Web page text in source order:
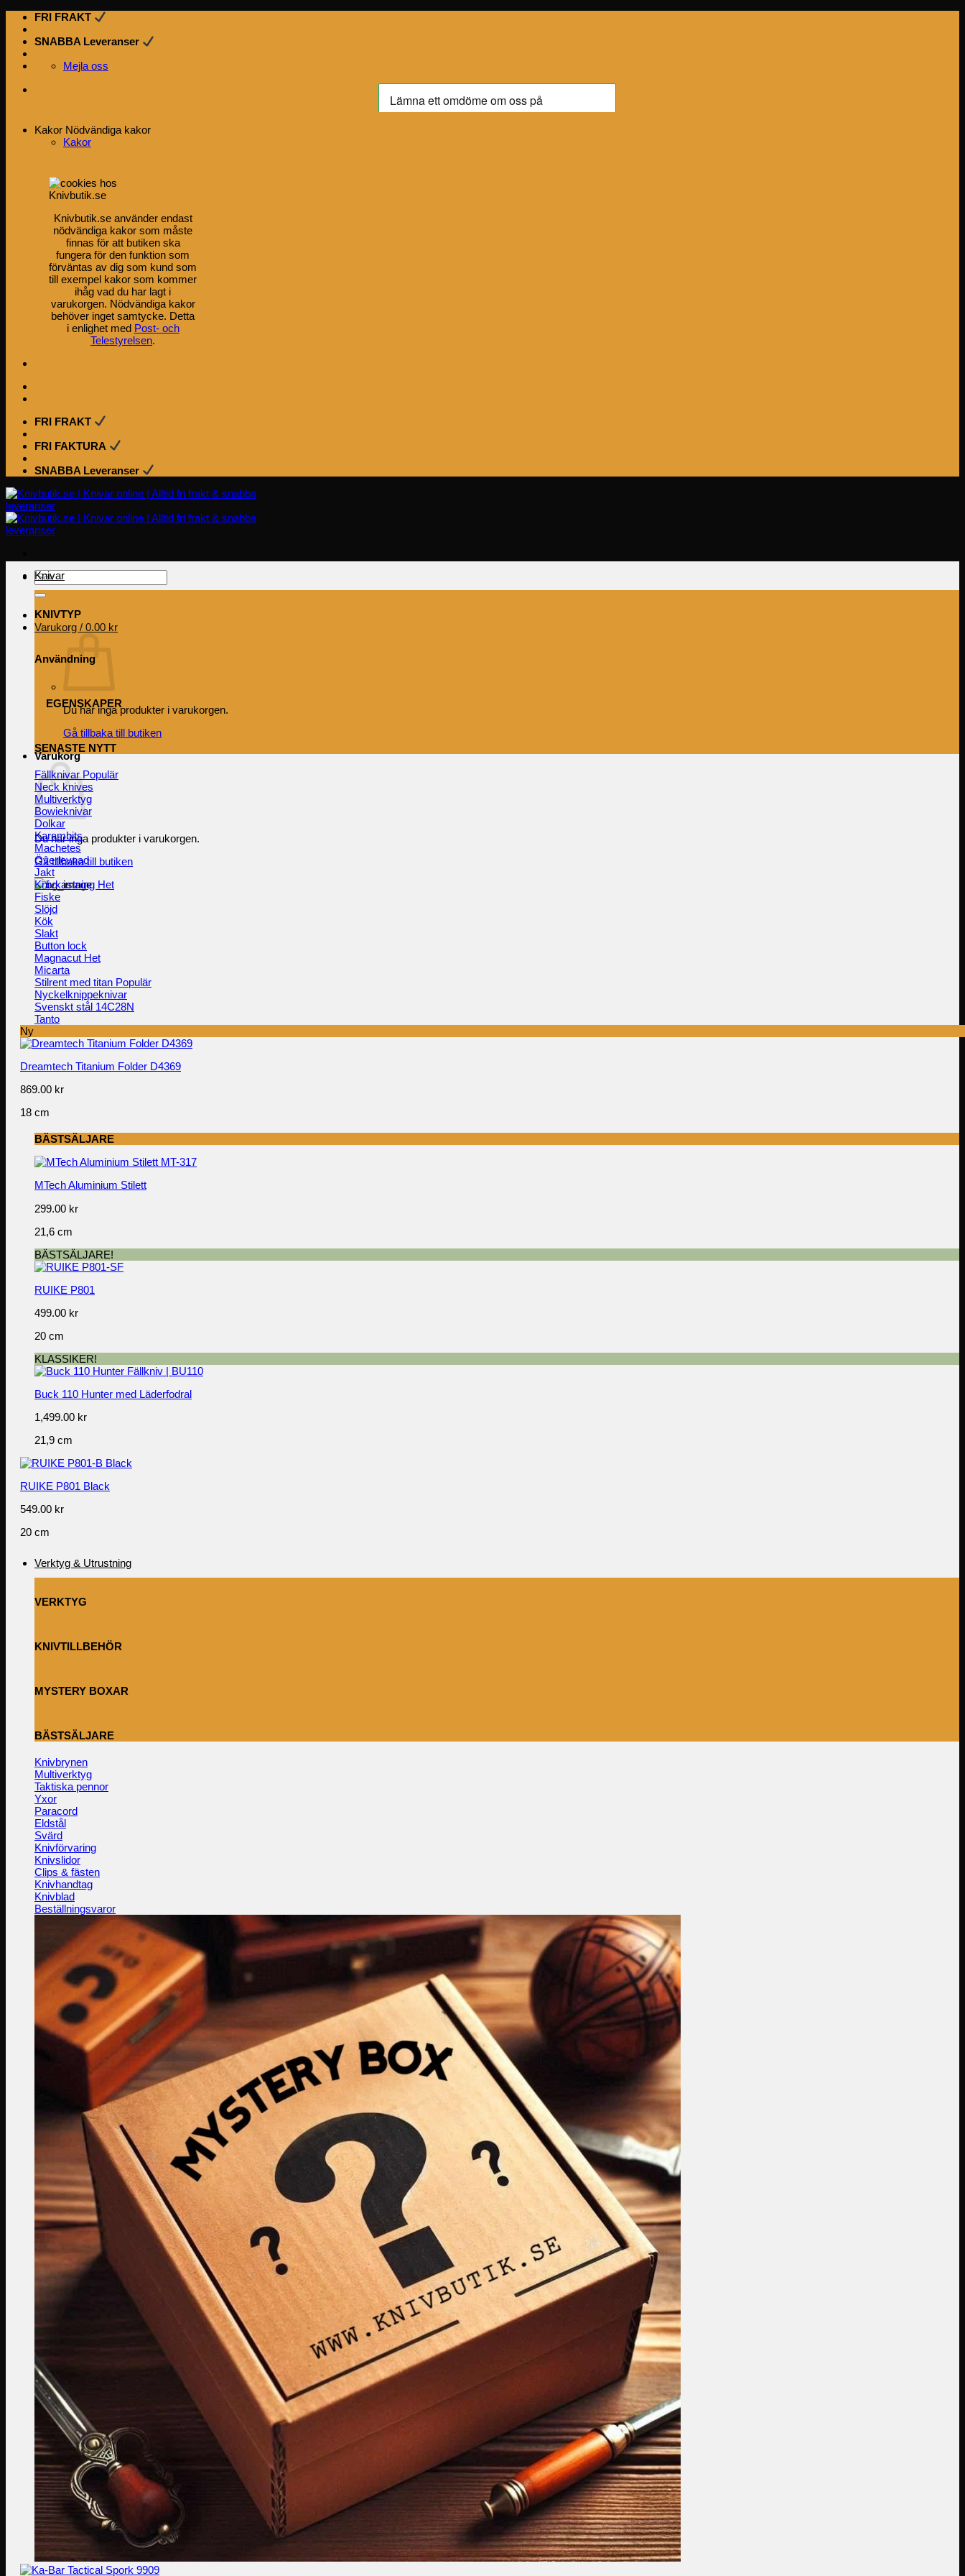
Skip
content
FRI FRAKT
SNABBA Leveranser
Mejla oss
Kakor Nödvändiga kakor
Kakor
Knivbutik.se använder endast
nödvändiga kakor som måste
finnas för att butiken ska
fungera för den funktion som
förväntas av dig som kund som
till exempel kakor som kommer
ihåg vad du har lagt i
varukorgen. Nödvändiga kakor
behöver inget samtycke. Detta
i enlighet med Post- och
Telestyrelsen.
FRI FRAKT
FRI FAKTURA
SNABBA Leveranser
Sök
efter:
Varukorg / 0.00 kr
Du har inga produkter i varukorgen.
Gå tillbaka till butiken
Varukorg
Du har inga produkter i varukorgen.
Gå tillbaka till butiken
Knivar
KNIVTYP
Användning
EGENSKAPER
SENASTE NYTT
Fällknivar
Neck knives
Multiverktyg
Bowieknivar
Dolkar
Karambits
Machetes
Överlevnad
Jakt
Knivkastning
Fiske
Slöjd
Kök
Slakt
Button lock
Magnacut
Micarta
Stilrent med titan
Nyckelknippeknivar
Svenskt stål 14C28N
Tanto
Ny
Dreamtech Titanium Folder D4369
869.00 kr
18 cm
BÄSTSÄLJARE
MTech Aluminium Stilett
299.00 kr
21,6 cm
BÄSTSÄLJARE!
RUIKE P801
499.00 kr
20 cm
KLASSIKER!
Buck 110 Hunter med Läderfodral
1,499.00 kr
21,9 cm
RUIKE P801 Black
549.00 kr
20 cm
Verktyg & Utrustning
VERKTYG
KNIVTILLBEHÖR
MYSTERY BOXAR
BÄSTSÄLJARE
Knivbrynen
Multiverktyg
Taktiska pennor
Yxor
Paracord
Eldstål
Svärd
Knivförvaring
Knivslidor
Clips & fästen
Knivhandtag
Knivblad
Beställningsvaror